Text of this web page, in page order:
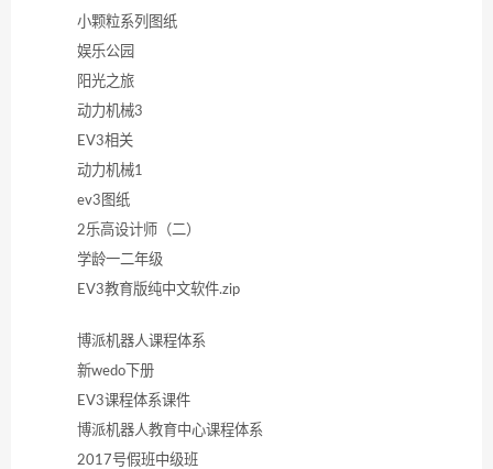
小颗粒系列图纸
娱乐公园
阳光之旅
动力机械3
EV3相关
动力机械1
ev3图纸
2乐高设计师（二）
学龄一二年级
EV3教育版纯中文软件.zip
博派机器人课程体系
新wedo下册
EV3课程体系课件
博派机器人教育中心课程体系
2017号假班中级班